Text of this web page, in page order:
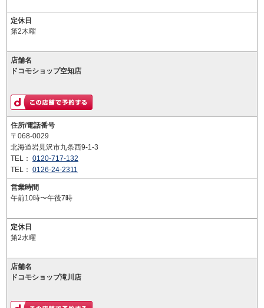
定休日
第2木曜
店舗名
ドコモショップ空知店
住所/電話番号
〒068-0029
北海道岩見沢市九条西9-1-3
TEL： 0120-717-132
TEL： 0126-24-2311
営業時間
午前10時〜午後7時
定休日
第2水曜
店舗名
ドコモショップ滝川店